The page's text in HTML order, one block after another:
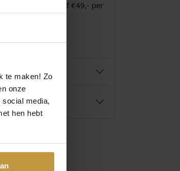
te maken! Zo
onze
media,
hen hebt
is gratis vanaf €49,- per